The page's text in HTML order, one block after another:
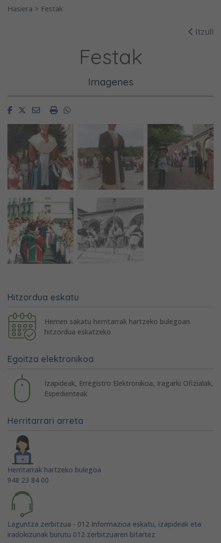
Hasiera > Festak
Itzuli
Festak
Imagenes
FacebookTwitterEmailImprimirWhatsapp
Hitzordua eskatu
Hemen sakatu herritarrak hartzeko bulegoan
hitzordua eskatzeko
Egoitza elektronikoa
Izapideak, Erregistro Elektronikoa, Iragarki Ofizialak,
Espedienteak
Herritarrari arreta
Herritarrak hartzeko bulegoa
948 23 84 00
Laguntza zerbitzua - 012 Informazioa eskatu, izapideak eta
iradokizunak burutu 012 zerbitzuaren bitartez